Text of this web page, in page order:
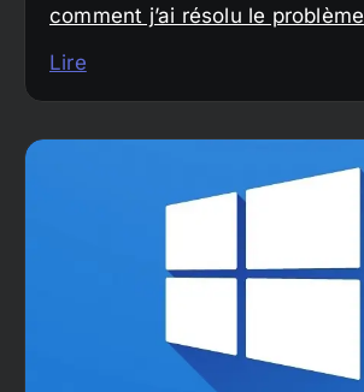
comment j’ai résolu le problème
Lire